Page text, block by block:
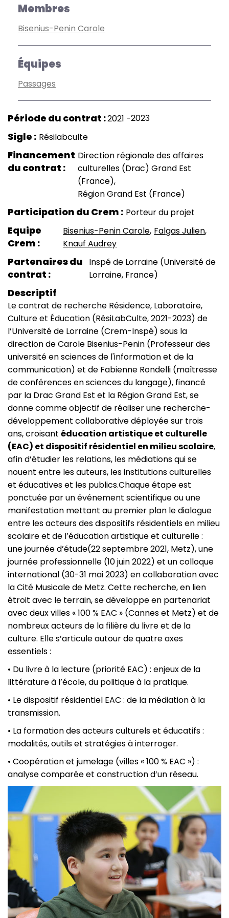
Membres
Bisenius-Penin Carole
Équipes
Passages
2021 2023
Sigle Résilabculte
Financement
du contrat
Direction régionale des affaires
culturelles (Drac) Grand Est
(France)
Région Grand Est (France)
Participation du Crem Porteur du projet
Equipe
Crem
Bisenius-Penin Carole Falgas Julien
Knauf Audrey
Partenaires du
contrat
Inspé de Lorraine (Université de
Lorraine, France)
Descriptif
Le contrat de recherche Résidence, Laboratoire,
Culture et Éducation (RésiLabCulte, 2021-2023) de
l’Université de Lorraine (Crem-Inspé) sous la
direction de Carole Bisenius-Penin (Professeur des
université en sciences de l'information et de la
communication) et de Fabienne Rondelli (maîtresse
de conférences en sciences du langage), financé
par la Drac Grand Est et la Région Grand Est, se
donne comme objectif de réaliser une recherche-
développement collaborative déployée sur trois
ans, croisant éducation artistique et culturelle
(EAC) et dispositif résidentiel en milieu scolaire,
afin d’étudier les relations, les médiations qui se
nouent entre les auteurs, les institutions culturelles
et éducatives et les publics.Chaque étape est
ponctuée par un événement scientifique ou une
manifestation mettant au premier plan le dialogue
entre les acteurs des dispositifs résidentiels en milieu
scolaire et de l’éducation artistique et culturelle :
une journée d’étude(22 septembre 2021, Metz), une
journée professionnelle (10 juin 2022) et un colloque
international (30-31 mai 2023) en collaboration avec
la Cité Musicale de Metz. Cette recherche, en lien
étroit avec le terrain, se développe en partenariat
avec deux villes « 100 % EAC » (Cannes et Metz) et de
nombreux acteurs de la filière du livre et de la
culture. Elle s’articule autour de quatre axes
essentiels :
• Du livre à la lecture (priorité EAC) : enjeux de la
littérature à l’école, du politique à la pratique.
• Le dispositif résidentiel EAC : de la médiation à la
transmission.
• La formation des acteurs culturels et éducatifs :
modalités, outils et stratégies à interroger.
• Coopération et jumelage (villes « 100 % EAC ») :
analyse comparée et construction d’un réseau.